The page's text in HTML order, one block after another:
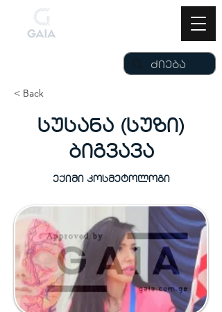
< Back
სუსანა (სუზი)
ბიგვავა
ექიმი კოსმეტოლოგი